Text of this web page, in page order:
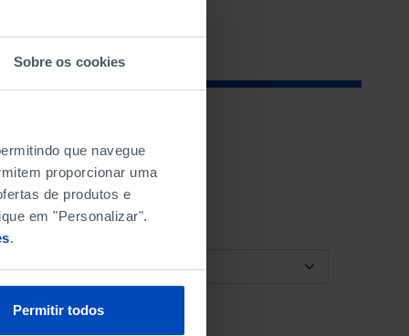
Sobre os cookies
que navegue
proporcionar uma
de produtos e
em "Personalizar".
.
Permitir todos
ORDENAR POR